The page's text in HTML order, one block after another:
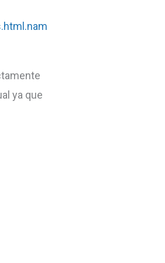
ya que